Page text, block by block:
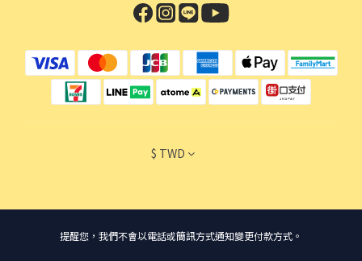
$ TWD
提醒您，我們不會以電話或簡訊方式通知變更付款方式。